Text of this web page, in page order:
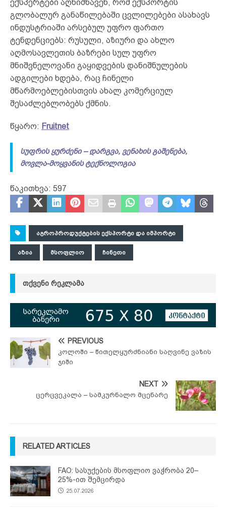
ექსპერტები აღნიშნავენ, რომ ექსპორტის
გლობალურ განაწილებაში ცვლილებები ასახავს
ინდუსტრიაში არსებულ უფრო ფართო
ტენდენციებს: რუსული, აზიური და ახლო
აღმოსავლეთის ბაზრები სულ უფრო
მნიშვნელოვანი გაყიდვების დანიშნულების
ადგილები ხდება, რაც ჩინელი
მწარმოებლებისთვის ახალ კომერციულ
შესაძლებლობებს ქმნის.
წყარო: Fruitnet
სუფრის ყურძენი – დარგვა, ვენახის გაშენება,
მოვლა-მოყვანის ტექნოლოგია
წაკითხვა: 597
ᲐᲒᲠᲝᲞᲠᲝᲓᲣᲥᲢᲔᲑᲘᲡ ᲔᲥᲡᲞᲝᲠᲢᲘ ᲓᲐ ᲘᲛᲞᲝᲠᲢᲘ
ᲐᲖᲘᲐ ᲛᲡᲝᲤᲚᲘᲝ ᲩᲘᲜᲔᲗᲘ
ᲗᲥᲕᲔᲜᲘ ᲠᲔᲙᲚᲐᲛᲐ
PREVIOUS
კოლოში – წითელყურძნიანი საღვინე ვაზის
ჯიში
NEXT
ცერცვეკალა – სამკურნალო მცენარე
RELATED ARTICLES
FAO: სასუქების მსოფლიო ვაჭრობა 20–
25%-ით შემცირდა
25.07.2026